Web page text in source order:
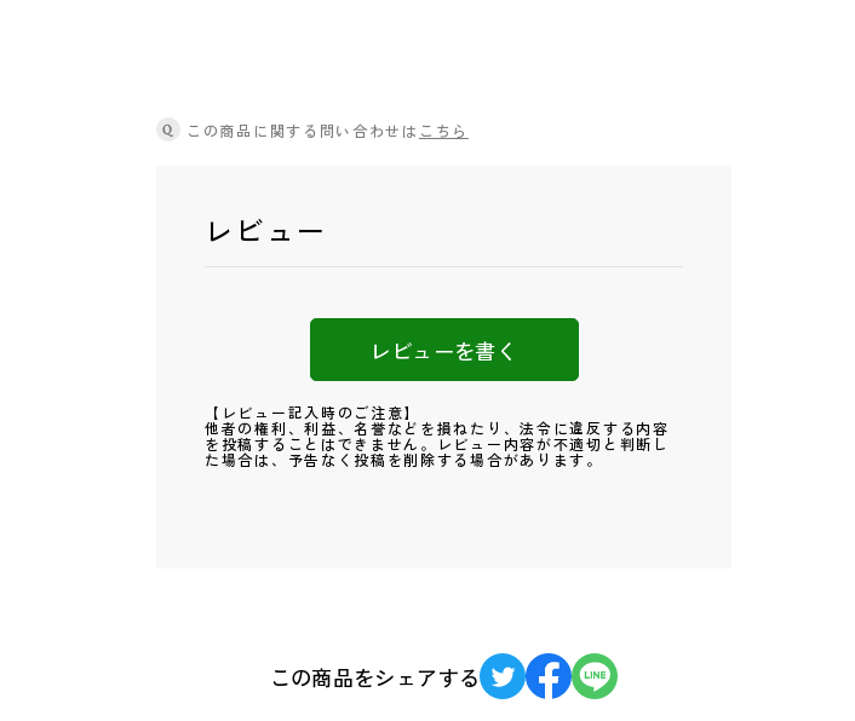
Q この商品に関する問い合わせは こちら
レビュー
レビューを書く
【レビュー記入時のご注意】
他者の権利、利益、名誉などを損ねたり、法令に違反する内容
を投稿することはできません。レビュー内容が不適切と判断し
た場合は、予告なく投稿を削除する場合があります。
この商品をシェアする